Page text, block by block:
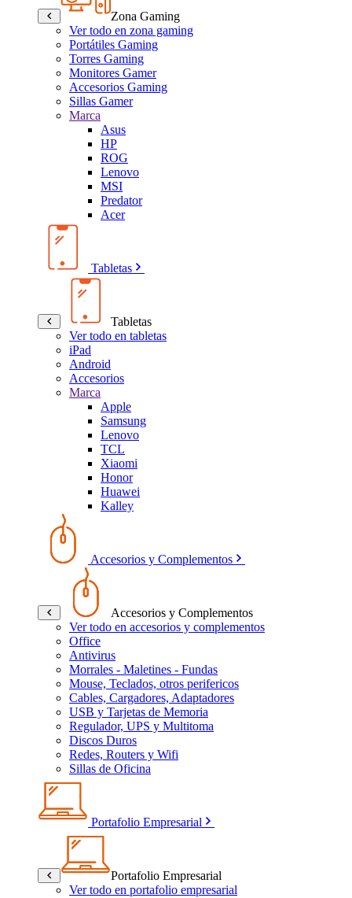
Zona Gaming
Ver todo en zona gaming
Portátiles Gaming
Torres Gaming
Monitores Gamer
Accesorios Gaming
Sillas Gamer
Marca
Asus
HP
ROG
Lenovo
MSI
Predator
Acer
Tabletas
Tabletas
Ver todo en tabletas
iPad
Android
Accesorios
Marca
Apple
Samsung
Lenovo
TCL
Xiaomi
Honor
Huawei
Kalley
Accesorios y Complementos
Accesorios y Complementos
Ver todo en accesorios y complementos
Office
Antivirus
Morrales - Maletines - Fundas
Mouse, Teclados, otros perifericos
Cables, Cargadores, Adaptadores
USB y Tarjetas de Memoria
Regulador, UPS y Multitoma
Discos Duros
Redes, Routers y Wifi
Sillas de Oficina
Portafolio Empresarial
Portafolio Empresarial
Ver todo en portafolio empresarial